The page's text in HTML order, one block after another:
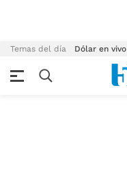
Temas del día Dólar en vivo